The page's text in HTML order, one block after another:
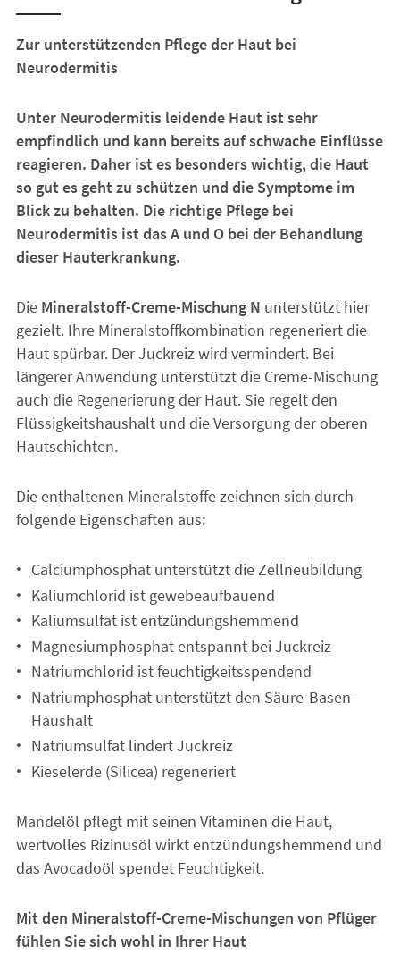
Zur unterstützenden Pflege der Haut bei
Neurodermitis
Unter Neurodermitis leidende Haut ist sehr
empfindlich und kann bereits auf schwache Einflüsse
reagieren. Daher ist es besonders wichtig, die Haut
so gut es geht zu schützen und die Symptome im
Blick zu behalten. Die richtige Pflege bei
Neurodermitis ist das A und O bei der Behandlung
dieser Hauterkrankung.
Die Mineralstoff-Creme-Mischung N unterstützt hier
gezielt. Ihre Mineralstoffkombination regeneriert die
Haut spürbar. Der Juckreiz wird vermindert. Bei
längerer Anwendung unterstützt die Creme-Mischung
auch die Regenerierung der Haut. Sie regelt den
Flüssigkeitshaushalt und die Versorgung der oberen
Hautschichten.
Die enthaltenen Mineralstoffe zeichnen sich durch
folgende Eigenschaften aus:
Calciumphosphat unterstützt die Zellneubildung
Kaliumchlorid ist gewebeaufbauend
Kaliumsulfat ist entzündungshemmend
Magnesiumphosphat entspannt bei Juckreiz
Natriumchlorid ist feuchtigkeitsspendend
Natriumphosphat unterstützt den Säure-Basen-
Haushalt
Natriumsulfat lindert Juckreiz
Kieselerde (Silicea) regeneriert
Mandelöl pflegt mit seinen Vitaminen die Haut,
wertvolles Rizinusöl wirkt entzündungshemmend und
das Avocadoöl spendet Feuchtigkeit.
Mit den Mineralstoff-Creme-Mischungen von Pflüger
fühlen Sie sich wohl in Ihrer Haut